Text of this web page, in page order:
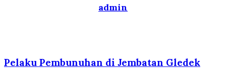
admin
Pelaku Pembunuhan di Jembatan Gledek